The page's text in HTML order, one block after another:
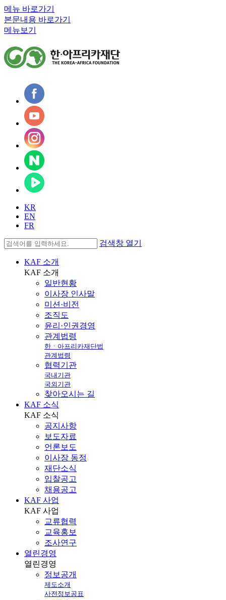
메뉴 바로가기
본문내용 바로가기
메뉴보기
KR
EN
FR
검색창 열기
KAF 소개
KAF 소개
일반현황
이사장 인사말
미션·비전
조직도
윤리·인권경영
관계법령
한ㆍ아프리카재단법
관계법령
협력기관
국내기관
국외기관
찾아오시는 길
KAF 소식
KAF 소식
공지사항
보도자료
언론보도
이사장 동정
재단소식
입찰공고
채용공고
KAF 사업
KAF 사업
교류협력
교육홍보
조사연구
열린경영
열린경영
정보공개
제도소개
사전정보공표